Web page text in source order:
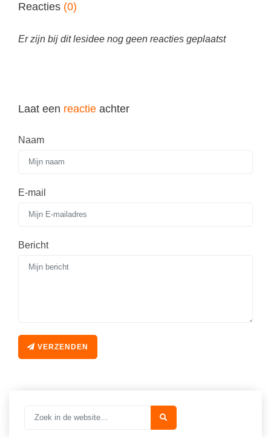
Ruimte
Seizoenen
Startpagina onderwijs
Onderwijslonen
Afscheidstekst collega
Docentenplein nieuwsbrief
Nieuwsbrief archief
Huiswerkbegeleiding
Huiswerkbegeleider zoeken
Reacties (0)
Er zijn bij dit lesidee nog geen reacties geplaatst
Laat een reactie achter
Naam
E-mail
Bericht
VERZENDEN